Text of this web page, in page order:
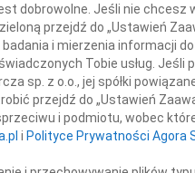
INNE
Naszej
Jacek
Z
W dniu
Z
dobrowolne. Jeśli nie chcesz
przejdź do „Ustawień
i mierzenia informacji
Tobie usług. Jeśli
sp. z o.o., jej spółki
przejdź do „Ustawień
i podmiotu, wobec
i Polityce Prywatności Agora